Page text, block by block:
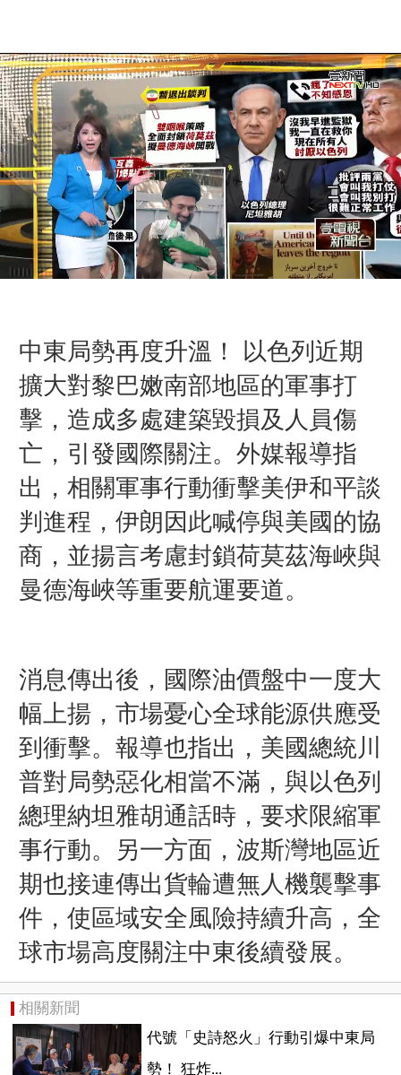
中東局勢再度升溫！ 以色列 近期
擴大對黎巴嫩南部地區的軍事打
擊，造成多處建築毀損及人員傷
亡，引發國際關注。外媒報導指
出，相關軍事行動衝擊美伊和平談
判進程，伊朗因此喊停與美國的協
商，並揚言考慮封鎖荷莫茲海峽與
曼德海峽等重要航運要道。
消息傳出後，國際油價盤中一度大
幅上揚，市場憂心全球能源供應受
到衝擊。報導也指出，美國總統川
普對局勢惡化相當不滿，與以色列
總理納坦雅胡通話時，要求限縮軍
事行動。另一方面，波斯灣地區近
期也接連傳出貨輪遭無人機襲擊事
件，使區域安全風險持續升高，全
球市場高度關注中東後續發展。
相關新聞
代號「史詩怒火」行動引爆中東局
勢！ 狂炸...